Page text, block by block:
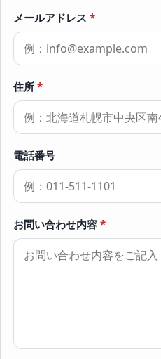
メールアドレス *
住所 *
電話番号
お問い合わせ内容 *